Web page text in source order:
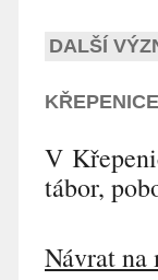
DALŠÍ
KŘEPENICE
V
tábor,
Návrat na